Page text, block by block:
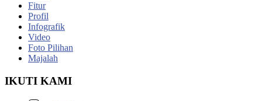
Fitur
Profil
Infografik
Video
Foto Pilihan
Majalah
IKUTI KAMI